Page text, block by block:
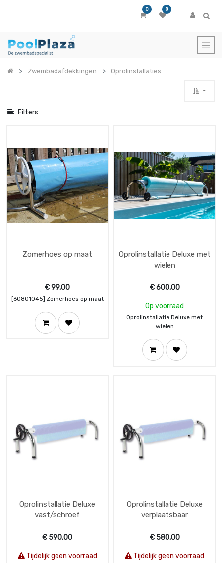
0 0
Zwembadafdekkingen Oprolinstallaties
Filters
Filter
Zomerhoes op maat
€99,00
[60801045] Zomerhoes op maat
Oprolinstallatie Deluxe met
wielen
€600,00
Op voorraad
Oprolinstallatie Deluxe met
wielen
Oprolinstallatie Deluxe
vast/schroef
€ 590,00
Tijdelijk geen voorraad
Oprolinstallatie Deluxe
verplaatsbaar
€ 580,00
Tijdelijk geen voorraad